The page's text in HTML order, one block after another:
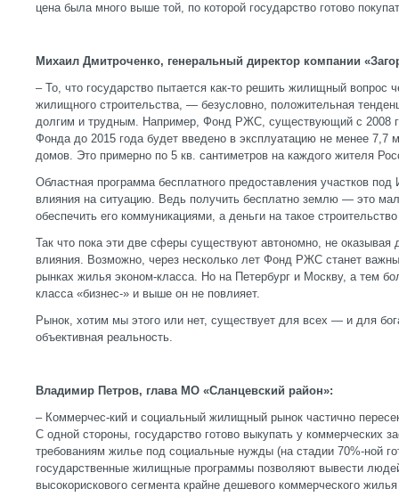
цена была много выше той, по которой государство готово
Михаил Дмитроченко, генеральный директор компании
– То, что государство пытается как-то решить жилищный вопрос
жилищного строительства, — безусловно, положительная
долгим и трудным. Например, Фонд РЖС, существующий с 2008
Фонда до 2015 года будет введено в эксплуатацию не менее
домов. Это примерно по 5 кв. сантиметров на каждого жителя
Областная программа бесплатного предоставления участков
влияния на ситуацию. Ведь получить бесплатно землю — это
обеспечить его коммуникациями, а деньги на такое
Так что пока эти две сферы существуют автономно, не оказывая
влияния. Возможно, через несколько лет Фонд РЖС станет
рынках жилья эконом-класса. Но на Петербург и Москву, а тем
класса «бизнес-» и выше он не повлияет.
Рынок, хотим мы этого или нет, существует для всех — и для
объективная реальность.
Владимир Петров, глава МО «Сланцевский район»:
– Коммерчес-кий и социальный жилищный рынок частично
С одной стороны, государство готово выкупать у коммерческих
требованиям жилье под социальные нужды (на стадии 70%-ной
государственные жилищные программы позволяют вывести
высокорискового сегмента крайне дешевого коммерческого